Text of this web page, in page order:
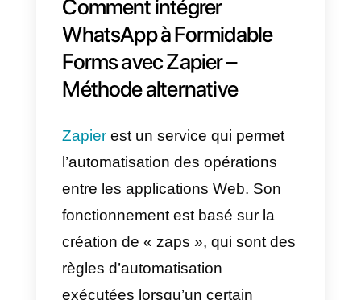
connecté via API à Callbell.
De plus, vous pouvez ajouter des
variables au modèle afin qu’il soit
beaucoup plus personnalisé et
adapté à votre public.
Prenons un exemple :
Supposons que vous venez de